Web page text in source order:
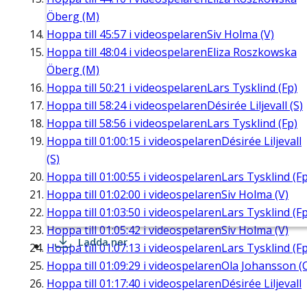
Öberg (M)
Hoppa till 45:57 i videospelarenSiv Holma (V)
Hoppa till 48:04i videospelarenEliza Roszkowska
Öberg (M)
Hoppa till 50:21 i videospelarenLars Tysklind (Fp)
Hoppa till 58:24i videospelarenDésirée Liljevall (S)
Hoppa till 58:56 i videospelarenLars Tysklind (Fp)
Hoppa till 01:00:15 i videospelarenDésirée Liljevall
(S)
Hoppa till 01:00:55 i videospelarenLars Tysklind
Hoppa till 01:02:00 i videospelarenSiv Holma (V)
Hoppa till 01:03:50 i videospelarenLars Tysklind
Hoppa till01:05:42i videospelarenSiv Holma (V)
Hoppa till01:07:13 i videospelarenLars Tysklind
Hoppa till 01:09:29 i videospelarenOla Johansson
Hoppa till 01:17:40 i videospelarenDésirée Liljevall
Ladda ner